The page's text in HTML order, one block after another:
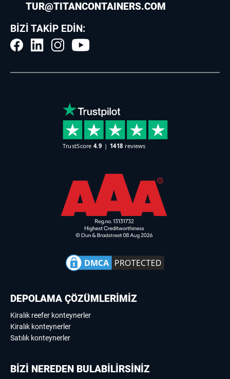
TUR@TITANCONTAINERS.COM
BIZI TAKIP EDIN:
DEPOLAMA ÇÖZÜMLERİMİZ
Kiralık reefer konteynerler
Kiralık konteynerler
Satılık konteynerler
BİZİ NEREDEN BULABİLİRSİNİZ